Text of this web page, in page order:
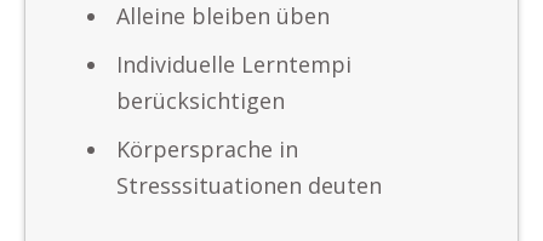
Alleine bleiben üben
Individuelle Lerntempi
berücksichtigen
Körpersprache in
Stresssituationen deuten